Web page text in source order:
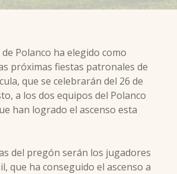
Polanco ha elegido como
próximas fiestas patronales de
que se celebrarán del 26 de
a los dos equipos del Polanco
han logrado el ascenso esta
del pregón serán los jugadores
que ha conseguido el ascenso a